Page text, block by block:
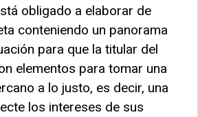
obligado a elaborar de
conteniendo un panorama
para que la titular del
elementos para tomar una
a lo justo, es decir, una
los intereses de sus